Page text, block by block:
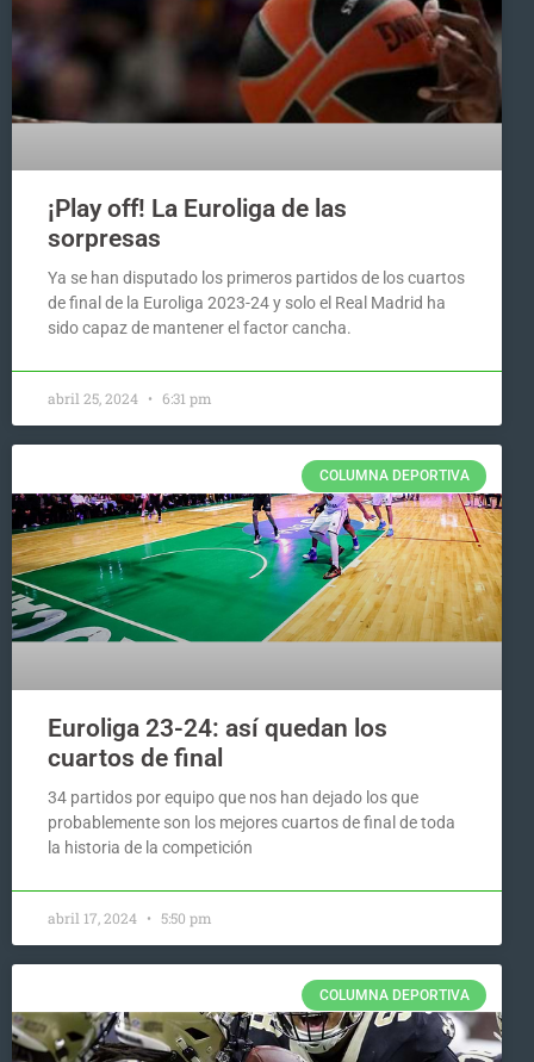
¡Play off! La Euroliga de las
sorpresas
Ya se han disputado los primeros partidos de los cuartos
de final de la Euroliga 2023-24 y solo el Real Madrid ha
sido capaz de mantener el factor cancha.
abril 25, 2024 6:31 pm
COLUMNA DEPORTIVA
Euroliga 23-24: así quedan los
cuartos de final
34 partidos por equipo que nos han dejado los que
probablemente son los mejores cuartos de final de toda
la historia de la competición
abril 17, 2024 5:50 pm
COLUMNA DEPORTIVA